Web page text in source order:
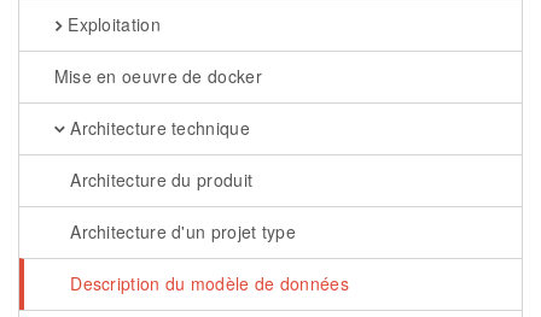
Exploitation
Mise en oeuvre de docker
Architecture technique
Architecture du produit
Architecture d'un projet type
Description du modèle de données